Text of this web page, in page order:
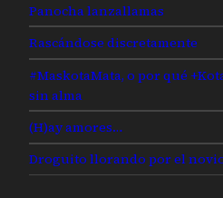
Panocha lanzallamas
Rascándose discretamente
#MaskotaMata, o por qué
sin alma
(H)ay amores…
Droguito llorando por el